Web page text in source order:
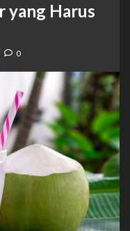
yang Harus
0